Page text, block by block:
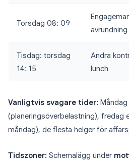
Torsdag 08: 09
avrundning
Tisdag: torsdag
14: 15
Andra
lunch
Vanligtvis svagare tider:
(planeringsöverbelastning), fredag
måndag), de flesta helger för
Tidszoner: Schemalägg under